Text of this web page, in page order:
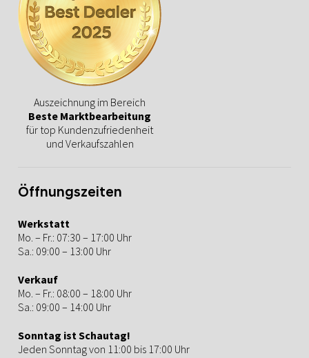
Auszeichnung im Bereich
Beste Marktbearbeitung
für top Kundenzufriedenheit
und Verkaufszahlen
Öffnungszeiten
Werkstatt
Mo. – Fr.: 07:30 – 17:00 Uhr
Sa.: 09:00 – 13:00 Uhr
Verkauf
Mo. – Fr.: 08:00 – 18:00 Uhr
Sa.: 09:00 – 14:00 Uhr
Sonntag ist Schautag!
Jeden Sonntag von 11:00 bis 17:00 Uhr